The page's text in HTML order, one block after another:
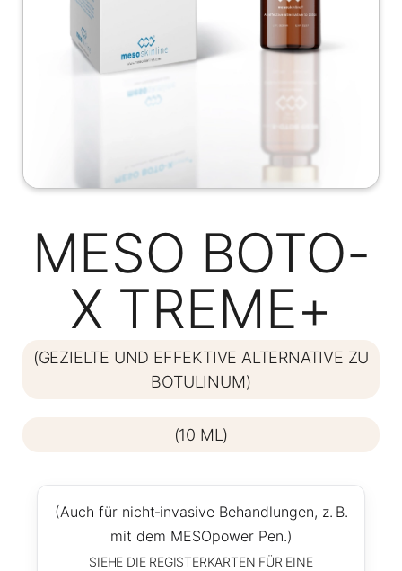
MESO BOTO-
X TREME+
(GEZIELTE UND EFFEKTIVE ALTERNATIVE ZU
BOTULINUM)
(10 ML)
(Auch für nicht‑invasive Behandlungen, z. B.
mit dem MESOpower Pen.)
SIEHE DIE REGISTERKARTEN FÜR EINE